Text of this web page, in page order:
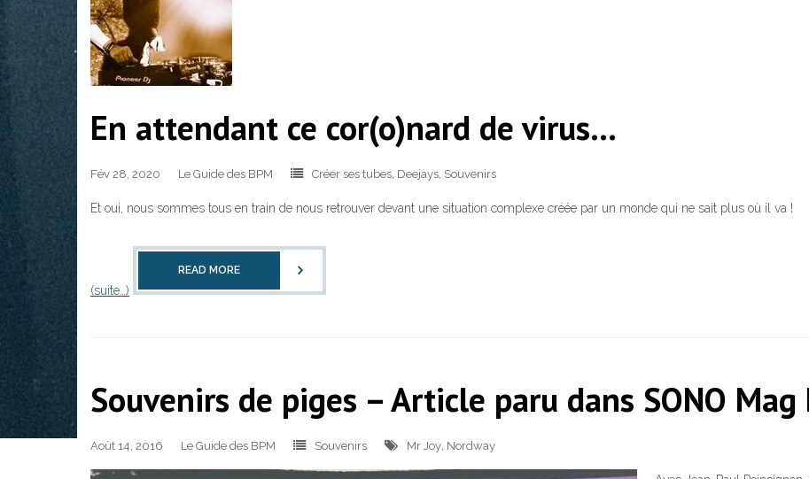
En attendant ce cor(o)nard de virus…
Fév 28, 2020 Le Guide des BPM Créer ses tubes, Deejays, Souvenirs
Et oui, nous sommes tous en train de nous retrouver devant une situation complexe créée par un monde qui ne sait plus où il va !
(suite…)
READ MORE
Souvenirs de piges – Article paru dans SONO
Août 14, 2016 Le Guide des BPM Souvenirs Mr Joy, Nordway